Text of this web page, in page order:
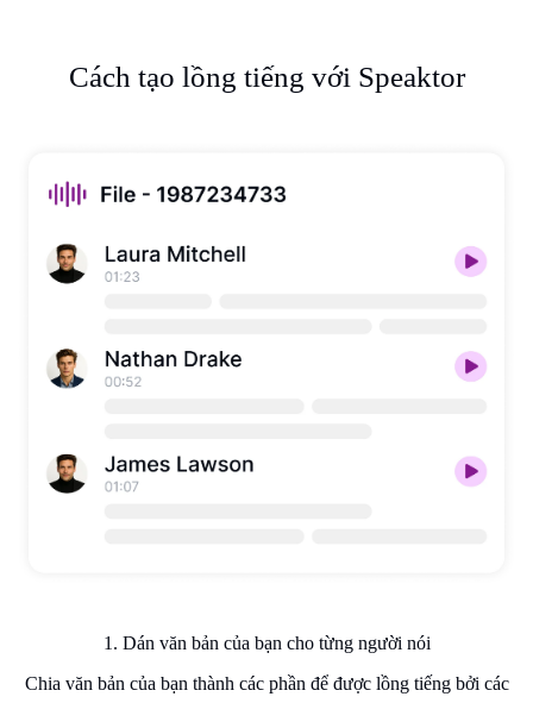
Cách tạo lồng tiếng với Speaktor
1. Dán văn bản của bạn cho từng người nói
Chia văn bản của bạn thành các phần để được lồng tiếng bởi các